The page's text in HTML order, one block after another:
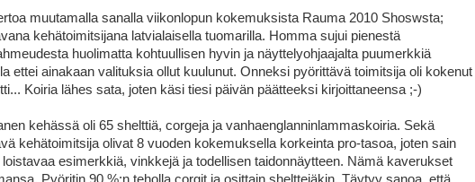
muutamalla sanalla viikonlopun kokemuksista Rauma 2010 Shoswsta;
kehätoimitsijana latvialaisella tuomarilla. Homma sujui pienestä
huolimatta kohtuullisen hyvin ja näyttelyohjaajalta puumerkkiä
ettei ainakaan valituksia ollut kuulunut. Onneksi pyörittävä toimitsija oli kokenut
Koiria lähes sata, joten käsi tiesi päivän päätteeksi kirjoittaneensa ;-)
kehässä oli 65 shelttiä, corgeja ja vanhaenglanninlammaskoiria. Sekä
kehätoimitsija olivat 8 vuoden kokemuksella korkeinta pro-tasoa, joten sain
esimerkkiä, vinkkejä ja todellisen taidonnäytteen. Nämä kaverukset